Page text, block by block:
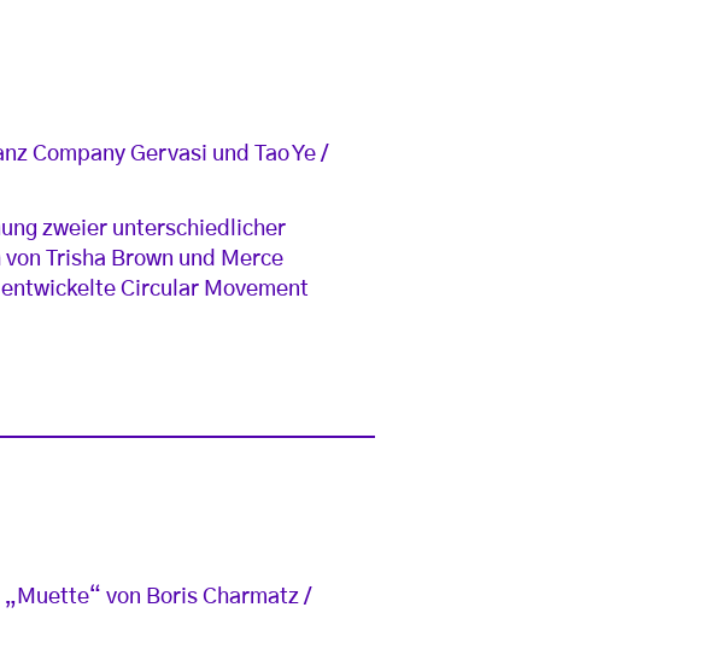
Company Gervasi und Tao Ye /
zweier unterschiedlicher
Trisha Brown und Merce
Circular Movement
von Boris Charmatz /